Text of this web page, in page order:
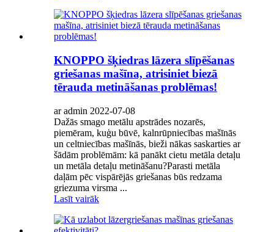
KNOPPO šķiedras lāzera slīpēšanas
griešanas mašīna, atrisiniet biezā
tērauda metināšanas problēmas!
ar admin 2022-07-08
Dažās smago metālu apstrādes nozarēs,
piemēram, kuģu būvē, kalnrūpniecības mašīnās
un celtniecības mašīnās, bieži nākas saskarties ar
šādām problēmām: kā panākt cietu metāla detaļu
un metāla detaļu metināšanu?Parasti metāla
daļām pēc vispārējās griešanas būs redzama
griezuma virsma ...
Lasīt vairāk